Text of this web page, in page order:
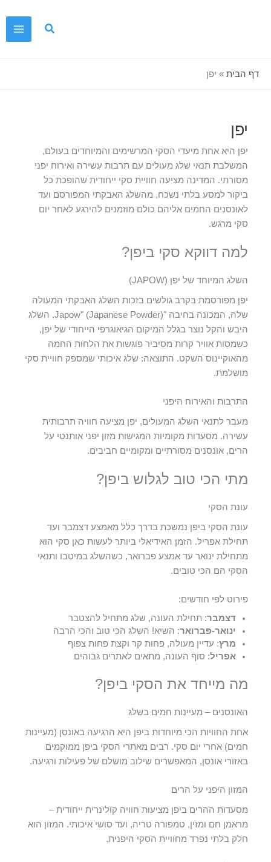
דף הבית » יפן
יפן
יפן היא אחת מיעדי הסקי המרשימים והמיוחדים בעולם,
המשלבת תנאי שלג מעולים עם תרבות עשירה ואירוח יפני
מסורתי. המדינה מציעה חוויית סקי ייחודית שהופכת כל
ביקור למסע בלתי נשכח, מהשלג האבקתי המפורסם ועד
לאונסנים החמים אליהם כולם מוזמנים להירגע לאחר יום
סקי מרגש.
למה דווקא סקי ביפן?
השלג המיוחד של יפן (JAPOW)
יפן מפורסמת בקרב גולשים בזכות השלג האבקתי המעולה
שלה, המכונה בחיבה "Japow" (Japanese Powder). השלג
היבש והקל נוצר בגלל המיקום הגיאוגרפי הייחודי של יפן,
כשמסות אוויר קרות מסיביר פוגשות את הלחות החמה
מהאוקיינוס השקט. התוצאה: שלג איכותי שמספק חוויית סקי
מושלמת.
התרבות והאירוח היפני
מעבר לתנאי השלג המעולים, יפן מציעה חוויה תרבותית
עשירה. מסעדות מקומיות המגישות מזון יפני אותנטי על
הרים, אונסנים מסורתיים ומקומיים חביבים.
מתי הכי טוב לגלוש ביפן?
עונת הסקי
עונת הסקי ביפן נמשכת בדרך כלל מאמצע דצמבר ועד
תחילת אפריל. הזמן האידיאלי ביותר לעשות כאן סקי הוא
מתחילת ינואר עד אמצע פברואר, כשהשלג במיטבו ותנאי
הסקי הם הכי טובים.
פירוט לפי חודשים:
דצמבר: תחילת העונה, שלג מתחיל להצטבר
ינואר-פברואר: השיא! השלג הכי טוב והכי הרבה
מרץ: עדיין מעולה, פחות קר וקצת פחות צפוף
אפריל: סוף העונה, מתאים לאתרים גבוהים
מה מייחד את הסקי ביפן?
האונסנים – מעיינות חמים בשלג
אחת החוויות הכי מיוחדות ביפן היא הרגיעה באונסן (מעיינות
חמים) אחרי יום סקי. רבים מאתרי הסקי ביפן ממוקמים
באזורי אונסן, המאפשרים שילוב מושלם של פעילות ורגיעה.
המזון היפני על הרים
מסעדות ההרים ביפן מציעות חוויה קולינרית ייחודית –
מראמן חם ומזין, טמפורה טריה, ועד סושי איכותי. המזון הוא
חלק בלתי נפרד מחוויית הסקי היפנית.